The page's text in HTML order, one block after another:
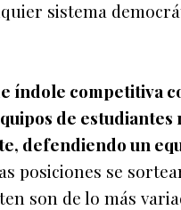
sistema
índole competitiva
de
defendiendo un
posiciones se
son de lo más